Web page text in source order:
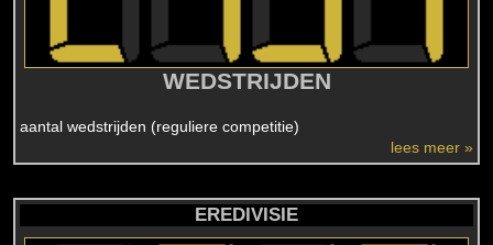
WEDSTRIJDEN
aantal wedstrijden (reguliere competitie)
lees meer »
EREDIVISIE